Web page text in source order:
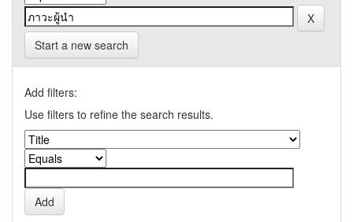
Start a new search
Add filters:
Use filters to refine the search results.